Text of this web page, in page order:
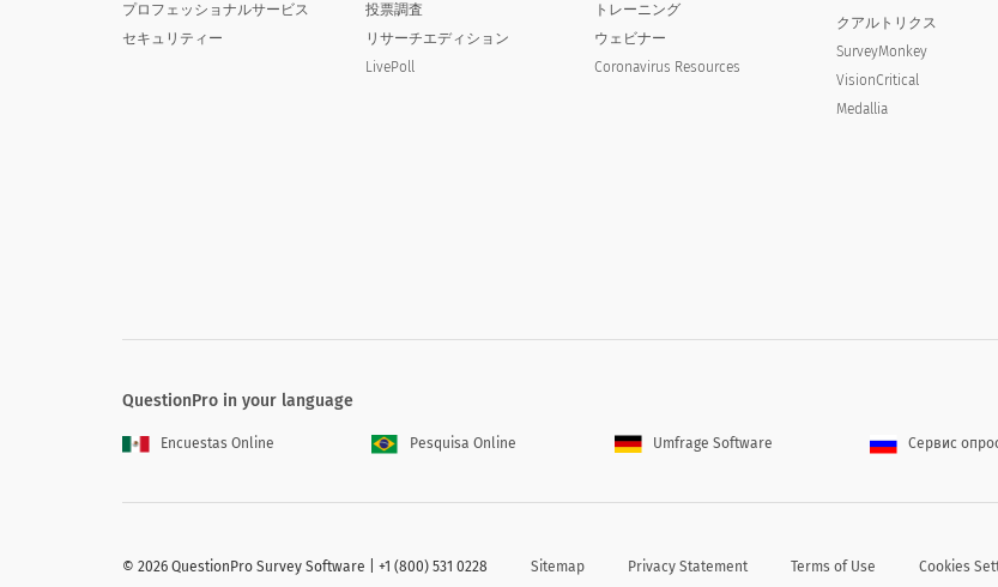
DVDs and other reference material
Japanese (日本語) translation missing for : Books and programs
4.図書館サービスについてどのように知りましたか？該当するものをすべて選択してく
図書館のウェブサイト
プロフェッショナルサービス
セキュリティー
投票調査
リサーチエディション
LivePoll
トレーニング
ウェビナー
Coronavirus Resources
クアルトリクス
SurveyMonkey
VisionCritical
Medallia
QuestionPro in your language
Encuestas Online Pesquisa Online Umfrage Software Сервис
© 2026 QuestionPro Survey Software | +1 (800) 531 0228 Sitemap Privacy Statement Terms of Use Cookies